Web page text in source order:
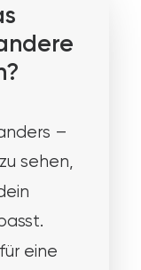
–
sehen,
eine